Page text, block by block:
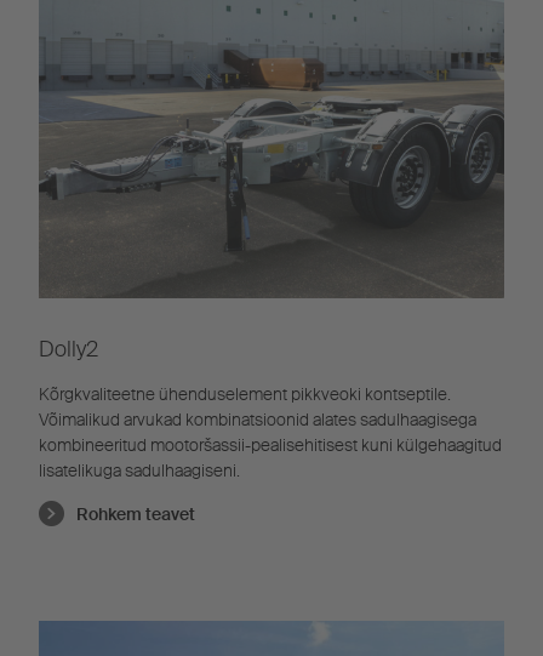
Dolly2
Kõrgkvaliteetne ühenduselement pikkveoki kontseptile.
Võimalikud arvukad kombinatsioonid alates sadulhaagisega
kombineeritud mootoršassii-pealisehitisest kuni külgehaagitud
lisatelikuga sadulhaagiseni.
Rohkem teavet